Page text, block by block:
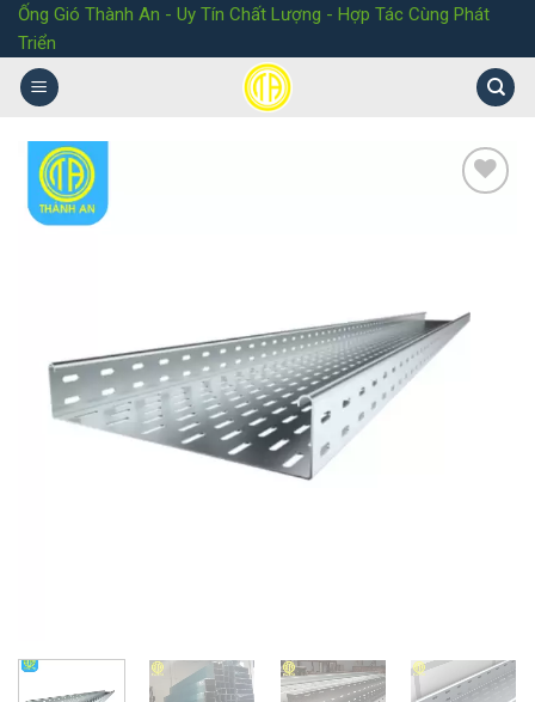
Ống Gió Thành An - Uy Tín Chất Lượng - Hợp Tác Cùng Phát
Triển